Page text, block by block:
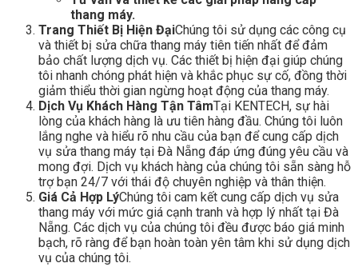
thang máy.
Trang Thiết Bị Hiện ĐạiChúng tôi sử dụng các công cụ
và thiết bị sửa chữa thang máy tiên tiến nhất để đảm
bảo chất lượng dịch vụ. Các thiết bị hiện đại giúp chúng
tôi nhanh chóng phát hiện và khắc phục sự cố, đồng thời
giảm thiểu thời gian ngừng hoạt động của thang máy.
Dịch Vụ Khách Hàng Tận TâmTại KENTECH, sự hài
lòng của khách hàng là ưu tiên hàng đầu. Chúng tôi luôn
lắng nghe và hiểu rõ nhu cầu của bạn để cung cấp dịch
vụ sửa thang máy tại Đà Nẵng đáp ứng đúng yêu cầu và
mong đợi. Dịch vụ khách hàng của chúng tôi sẵn sàng hỗ
trợ bạn 24/7 với thái độ chuyên nghiệp và thân thiện.
Giá Cả Hợp LýChúng tôi cam kết cung cấp dịch vụ sửa
thang máy với mức giá cạnh tranh và hợp lý nhất tại Đà
Nẵng. Các dịch vụ của chúng tôi đều được báo giá minh
bạch, rõ ràng để bạn hoàn toàn yên tâm khi sử dụng dịch
vụ của chúng tôi.